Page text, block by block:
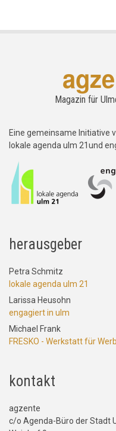
Magazin für
Eine gemeinsame Initiative
lokale agenda ulm 21und
herausgeber
Petra Schmitz
lokale agenda ulm 21
Larissa Heusohn
engagiert in ulm
Michael Frank
FRESKO - Werkstatt für
kontakt
agzente
c/o Agenda-Büro der Stadt